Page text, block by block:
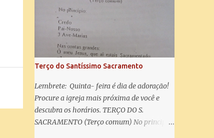
salve! A vós bradamos os degredados filhos
de Eva, a vós suspiramos, gemendo e
chorando neste vale de lágrimas. Eia, pois,
Advogada nossa, estes vossos olhos
misericordiosos a nós volvei, e depois deste
desterro, mostrai-nos Jesus. Bendito é o
fruto do vosso ventre, ó clemente, ó piedosa,
ó doce e sempre Virgem Maria. Rogai por
nós Santa Mãe de Deus. Para que sejamos
dignos das promessas de Cristo. Amém.
Terço do Santíssimo Sacramento
Lembrete: Quinta- feira é dia de adoração!
Procure a igreja mais próxima de você e
descubra os horários. TERÇO DO S.
SACRAMENTO (Terço comum) No principio: